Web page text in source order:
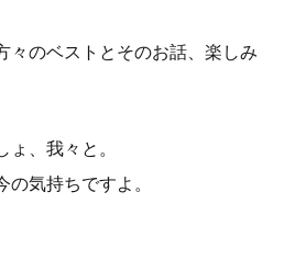
々のベストとそのお話、楽しみ
、我々と。
気持ちですよ。